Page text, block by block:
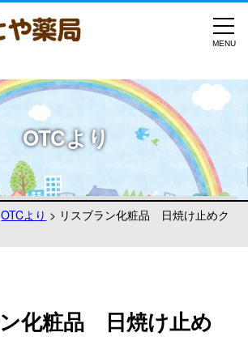
OTCより
OTCより > リスブラン化粧品 日焼け止めク
化粧品 日焼け止め